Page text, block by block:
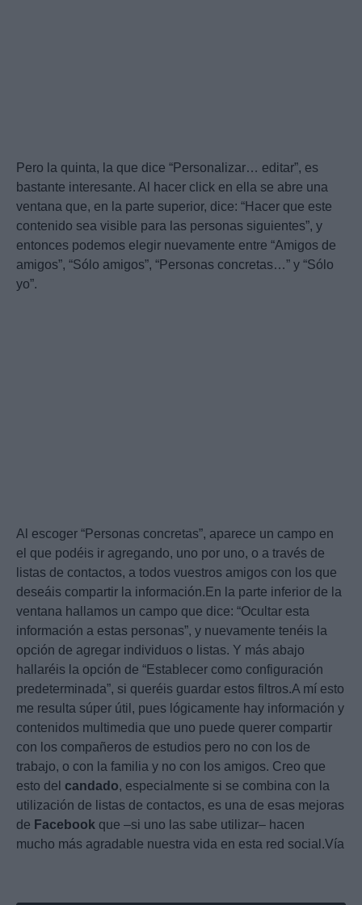
Pero la quinta, la que dice “Personalizar… editar”, es
bastante interesante. Al hacer click en ella se abre una
ventana que, en la parte superior, dice: “Hacer que este
contenido sea visible para las personas siguientes”, y
entonces podemos elegir nuevamente entre “Amigos de
amigos”, “Sólo amigos”, “Personas concretas…” y “Sólo
yo”.
Al escoger “Personas concretas”, aparece un campo en
el que podéis ir agregando, uno por uno, o a través de
listas de contactos, a todos vuestros amigos con los que
deseáis compartir la información.En la parte inferior de la
ventana hallamos un campo que dice: “Ocultar esta
información a estas personas”, y nuevamente tenéis la
opción de agregar individuos o listas. Y más abajo
hallaréis la opción de “Establecer como configuración
predeterminada”, si queréis guardar estos filtros.A mí esto
me resulta súper útil, pues lógicamente hay información y
contenidos multimedia que uno puede querer compartir
con los compañeros de estudios pero no con los de
trabajo, o con la familia y no con los amigos. Creo que
esto del candado, especialmente si se combina con la
utilización de listas de contactos, es una de esas mejoras
de Facebook que –si uno las sabe utilizar– hacen
mucho más agradable nuestra vida en esta red social.Vía